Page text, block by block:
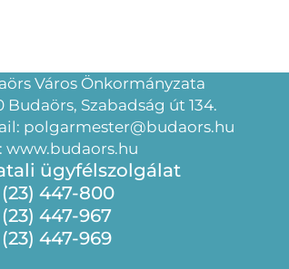
Város Önkormányzata
Budaörs, Szabadság út 134.
polgarmester@budaors.hu
www.budaors.hu
ügyfélszolgálat
447-800
447-967
447-969